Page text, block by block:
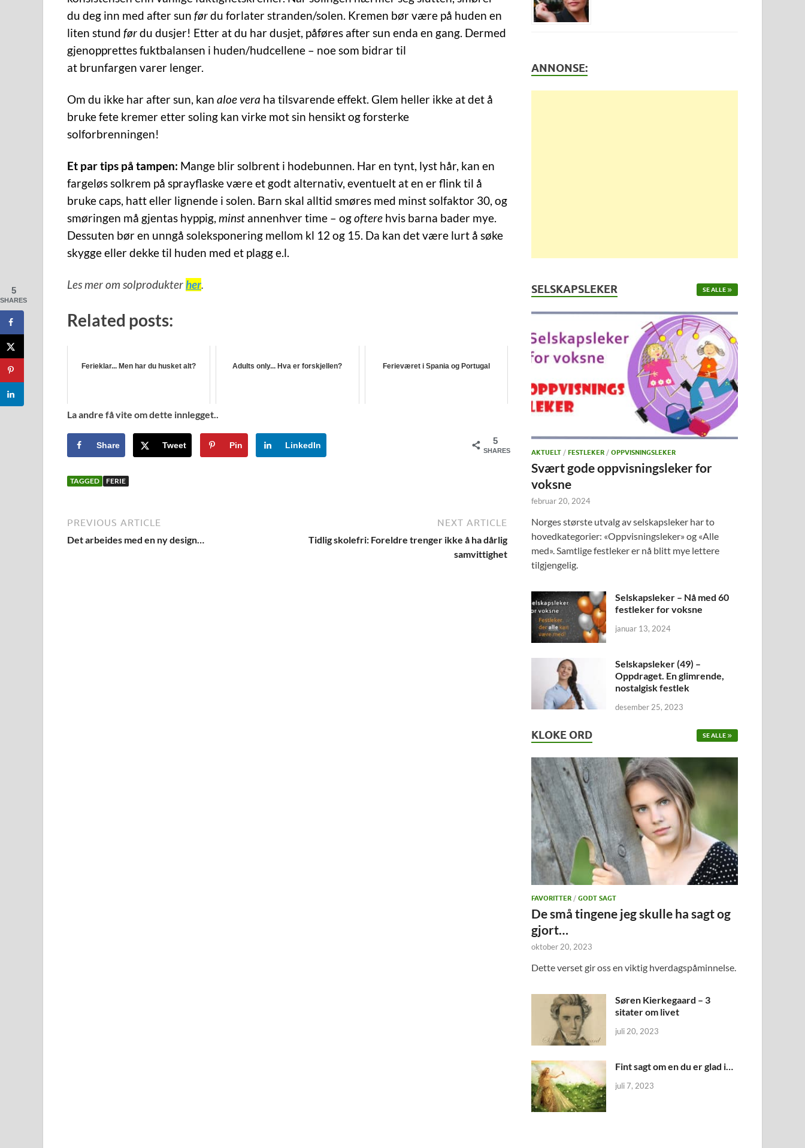
du deg inn med after sun førdu forlater stranden/solen. Kremen bør være på huden en
liten stund førdu dusjer! Etter at du har dusjet, påføres after sun enda en gang. Dermed
gjenopprettes fuktbalansen i huden/hudcellene – noe som bidrar til
at brunfargen varer lenger.
Om du ikke har after sun, kan aloe vera ha tilsvarende effekt. Glem heller ikke at det å
bruke fete kremer etter soling kan virke mot sin hensikt og forsterke
solforbrenningen!
Et par tips på tampen: Mange blir solbrent i hodebunnen. Har en tynt, lyst hår, kan en
fargeløs solkrem på sprayflaske være et godt alternativ, eventuelt at en er flink til å
bruke caps, hatt eller lignende i solen. Barn skal alltid smøres med minst solfaktor 30, og
smøringen må gjentas hyppig, minst annenhver time – ogoftere hvis barna bader mye.
Dessuten bør en unngå soleksponering mellom kl 12 og 15. Da kan det være lurt å søke
skygge eller dekke til huden med et plagg e.l.
Les mer om solprodukterher.
Related posts:
Ferieklar... Men har du husket alt? Adults only... Hva er forskjellen? Ferieværet i Spania og Portugal
La andre få vite om dette innlegget..
5
SHARES
Share Tweet Pin LinkedIn
TAGGED FERIE
PREVIOUS ARTICLE
Det arbeides med en ny design…
NEXT ARTICLE
Tidlig skolefri: Foreldre trenger ikke å ha dårlig
samvittighet
ANNONSE:
SELSKAPSLEKER SE ALLE
AKTUELT /FESTLEKER /OPPVISNINGSLEKER
Svært gode oppvisningsleker for
voksne
februar 20, 2024
Norges største utvalg av selskapsleker har to
hovedkategorier: «Oppvisningsleker» og «Alle
med». Samtlige festleker er nå blitt mye lettere
tilgjengelig.
Selskapsleker – Nå med 60
festleker for voksne
januar 13, 2024
Selskapsleker (49) –
Oppdraget. En glimrende,
nostalgisk festlek
desember 25, 2023
KLOKE ORD SE ALLE
FAVORITTER /GODT SAGT
De små tingene jeg skulle ha sagt og
gjort…
oktober 20, 2023
Dette verset gir oss en viktig hverdagspåminnelse.
Søren Kierkegaard – 3
sitater om livet
juli 20, 2023
Fint sagt om en du er glad i…
juli 7, 2023
5
SHARES